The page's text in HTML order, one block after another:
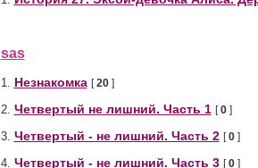
sas
1. Незнакомка [20]
2. Четвертый не лишний. Часть 1 [0]
3. Четвертый - не лишний. Часть 2 [0]
4. Четвертый - не лишний. Часть 3 [0]